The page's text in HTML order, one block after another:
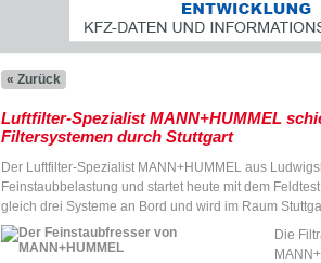
« Zurück
Luftfilter-Spezialist MANN+HUMMEL
Filtersystemen durch Stuttgart
Der Luftfilter-Spezialist MANN+HUMMEL aus
Feinstaubbelastung und startet heute mit dem
gleich drei Systeme an Bord und wird im Raum
Die